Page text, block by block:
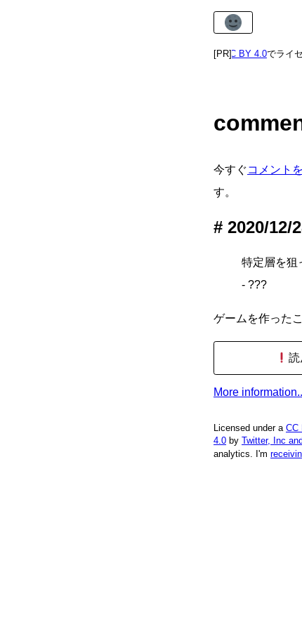
[PR]
あまねけ！の記事の多くはCC BY 4.0でライセ
今すぐコメント
す。
2020/12/
特定層を狙
- ???
ゲームを作った
読
More
Licensed under a CC
4.0 by Twitter, Inc
analytics. I'm